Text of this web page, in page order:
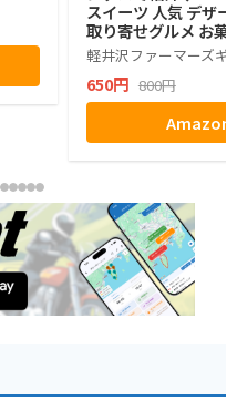
スイーツ 人気 デザ
取り寄せグルメ お菓
グミ ぶどう シャイ
ゼント ギフト お土
小分け ばらまき バ
生活 ハロウィン 母
お返し かわいい き
マーズギフト
軽井沢ファーマーズギ
650円 800円
Amazon